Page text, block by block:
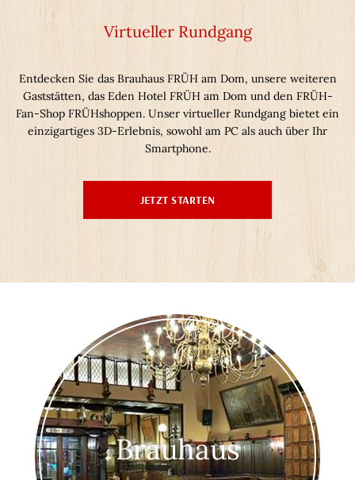
Virtueller Rundgang
Entdecken Sie das Brauhaus FRÜH am Dom, unsere weiteren
Gaststätten, das Eden Hotel FRÜH am Dom und den FRÜH-
Fan-Shop FRÜHshoppen. Unser virtueller Rundgang bietet ein
einzigartiges 3D-Erlebnis, sowohl am PC als auch über Ihr
Smartphone.
JETZT STARTEN
Brauhaus